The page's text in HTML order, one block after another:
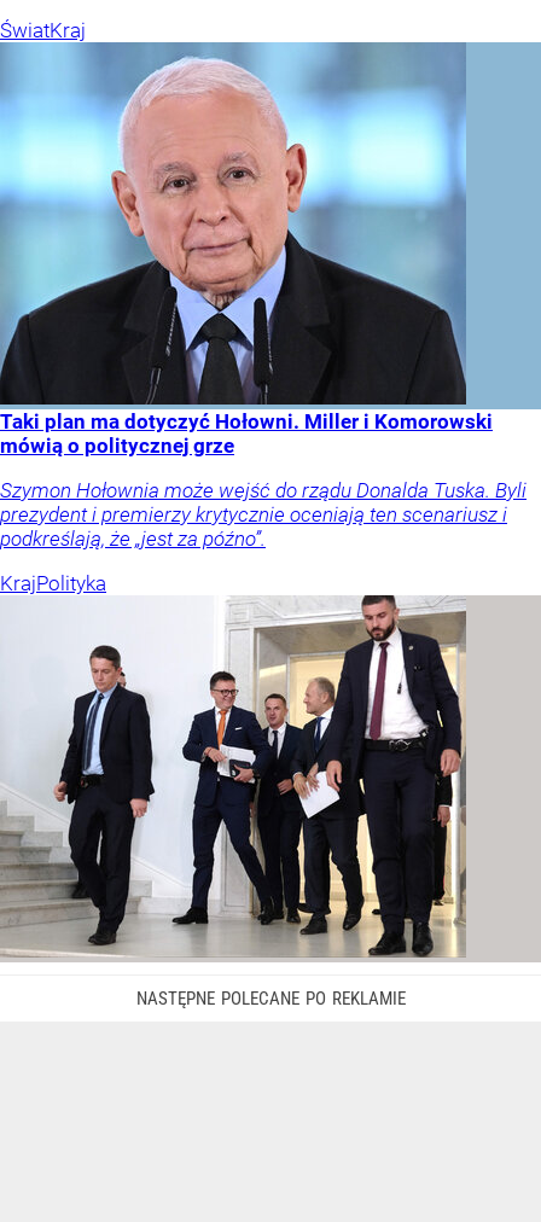
ŚwiatKraj
Taki plan ma dotyczyć Hołowni. Miller i Komorowski
mówią o politycznej grze
Szymon Hołownia może wejść do rządu Donalda Tuska. Byli
prezydent i premierzy krytycznie oceniają ten scenariusz i
podkreślają, że „jest za późno”.
KrajPolityka